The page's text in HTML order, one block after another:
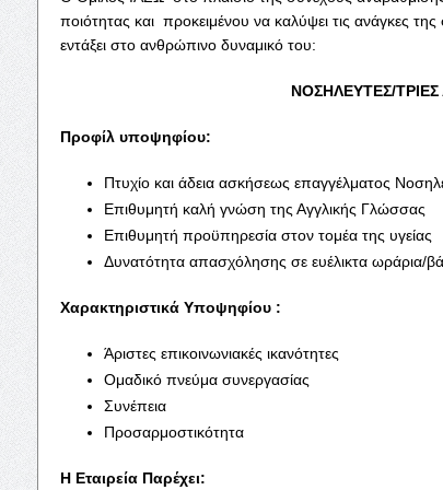
ποιότητας και προκειμένου να καλύψει τις ανάγκες
εντάξει στο ανθρώπινο δυναμικό του:
ΝΟΣΗΛΕΥΤΕΣ/ΤΡΙΕΣ
Προφίλ υποψηφίου:
Πτυχίο και άδεια ασκήσεως επαγγέλματος
Επιθυμητή καλή γνώση της Αγγλικής Γλώσσας
Επιθυμητή προϋπηρεσία στον τομέα της υγείας
Δυνατότητα απασχόλησης σε ευέλικτα ωράρια/
Χαρακτηριστικά Υποψηφίου :
Άριστες επικοινωνιακές ικανότητες
Ομαδικό πνεύμα συνεργασίας
Συνέπεια
Προσαρμοστικότητα
Η Εταιρεία Παρέχει: